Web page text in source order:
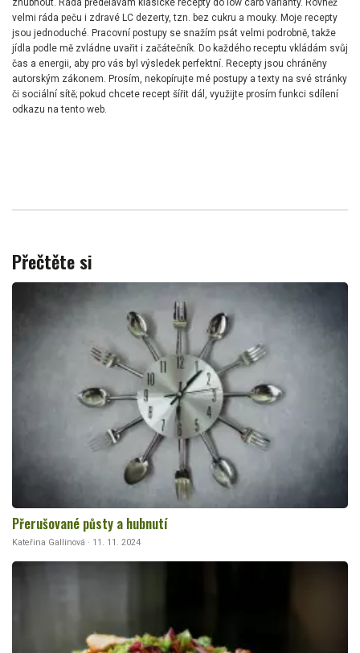
zhubnout. Ráda předělávám klasické recepty do low carb varianty. Rovněž
velmi ráda peču i zdravé LC dezerty, tzn. bez cukru a mouky. Moje recepty
jsou jednoduché. Pracovní postupy se snažím psát velmi podrobně, takže
jídla podle mě zvládne uvařit i začátečník. Do každého receptu vkládám svůj
čas a energii, aby pro vás byl výsledek perfektní. Recepty jsou chráněny
autorským zákonem. Prosím, nekopírujte mé postupy a texty na své stránky
či sociální sítě; pokud chcete recept šířit dál, využijte prosím funkci sdílení
odkazu na tento web.
Přečtěte si
Přerušované půsty a hubnutí
Kateřina Gallinová · 11. 11. 2024